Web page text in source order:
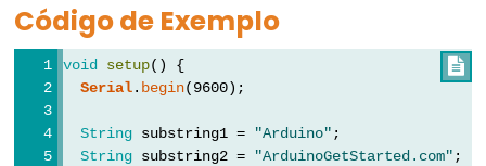
boolean
byte
char
double
float
Código de Exemplo

void setup() {
Serial. begin(9600);
String substring1 = "Arduino" ;
String substring2 = "ArduinoGetStarted.com" ;